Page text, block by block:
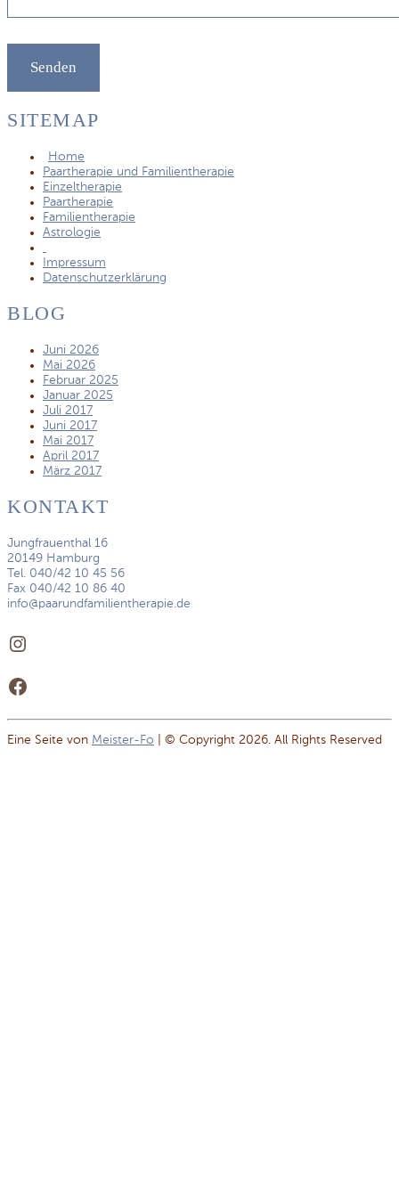
SITEMAP
Home
Paartherapie und Familientherapie
Einzeltherapie
Paartherapie
Familientherapie
Astrologie
Impressum
Datenschutzerklärung
BLOG
Juni 2026
Mai 2026
Februar 2025
Januar 2025
Juli 2017
Juni 2017
Mai 2017
April 2017
März 2017
KONTAKT
Jungfrauenthal 16
20149 Hamburg
Tel. 040/42 10 45 56
Fax 040/42 10 86 40
info@paarundfamilientherapie.de
Instagram
Facebook
Eine Seite von Meister-Fo | © Copyright 2026. All Rights Reserved